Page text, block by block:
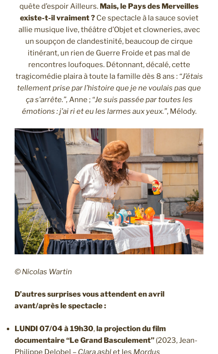
quête d’espoir Ailleurs. Mais, le Pays des Merveilles
existe-t-il vraiment ? Ce spectacle à la sauce soviet
allie musique live, théâtre d’Objet et clowneries, avec
un soupçon de clandestinité, beaucoup de cirque
itinérant, un rien de Guerre Froide et pas mal de
rencontres loufoques. Détonnant, décalé, cette
tragicomédie plaira à toute la famille dès 8 ans : “J’étais
tellement prise par l’histoire que je ne voulais pas que
ça s’arrête.”, Anne ; “Je suis passée par toutes les
émotions : j’ai ri et eu les larmes aux yeux.”, Mélody.
© Nicolas Wartin
D’autres surprises vous attendent en avril
avant/après le spectacle :
LUNDI 07/04 à 19h30,la projection du film
documentaire “Le Grand Basculement” (2023, Jean-
Philippe Delobel – Clara asblet les Mordus